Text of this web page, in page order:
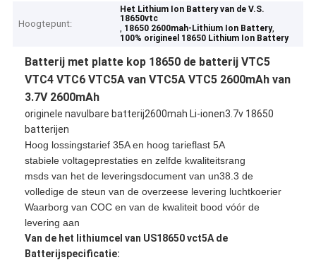
Hoogtepunt:
Het Lithium Ion Battery van de V.S.
18650vtc
, 18650 2600mah-Lithium Ion Battery,
100% origineel 18650 Lithium Ion Battery
Batterij met platte kop 18650 de batterij VTC5
VTC4 VTC6 VTC5A van VTC5A VTC5 2600mAh van
3.7V 2600mAh
originele navulbare batterij2600mah Li-ionen3.7v 18650
batterijen
Hoog lossingstarief 35A en hoog tarieflast 5A
stabiele voltageprestaties en zelfde kwaliteitsrang
msds van het de leveringsdocument van un38.3 de
volledige de steun van de overzeese levering luchtkoerier
Waarborg van COC en van de kwaliteit bood vóór de
levering aan
Van de het lithiumcel van US18650 vct5A de
Batterijspecificatie: